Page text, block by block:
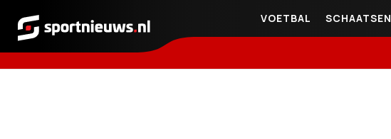
Sportnieuws.nl
VOETBAL SCHAATSEN